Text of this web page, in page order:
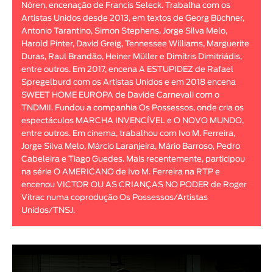
Animar
< / >
GÉNERO
Ficção
Animação
Documentário
Nóren, encenação de Francis Seleck. Trabalha com os
Artistas Unidos desde 2013, em textos de Georg Büchner,
Antonio Tarantino, Simon Stephens, Jorge Silva Melo,
Harold Pinter, David Greig, Tennessee Williams, Marguerite
Duras, Raul Brandão, Heiner Müller e Dimítris Dimitriádis,
entre outros. Em 2017, encena A ESTUPIDEZ de Rafael
Spregelburd com os Artistas Unidos e em 2018 encena
SWEET HOME EUROPA de Davide Carnevali com o
TNDMII. Fundou a companhia Os Possessos, onde cria os
espectáculos MARCHA INVENCÍVEL e O NOVO MUNDO,
entre outros. Em cinema, trabalhou com Ivo M. Ferreira,
Jorge Silva Melo, Márcio Laranjeira, Mário Barroso, Pedro
Cabeleira e Tiago Guedes. Mais recentemente, participou
na série O AMERICANO de Ivo M. Ferreira na RTP e
encenou VICTOR OU AS CRIANÇAS NO PODER de Roger
Vitrac numa coprodução Os Possessos/Artistas
Unidos/TNSJ.